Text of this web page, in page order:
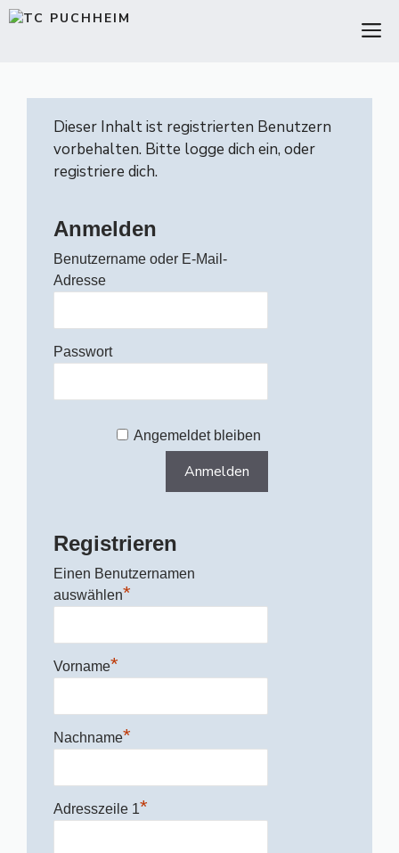
Zum
Dieser Inhalt ist registrierten Benutzern
vorbehalten. Bitte logge dich ein, oder
registriere dich.
Anmelden
Benutzername oder E-Mail-
Adresse
Passwort
Angemeldet bleiben
Registrieren
Einen Benutzernamen
auswählen*
Vorname*
Nachname*
Adresszeile 1*